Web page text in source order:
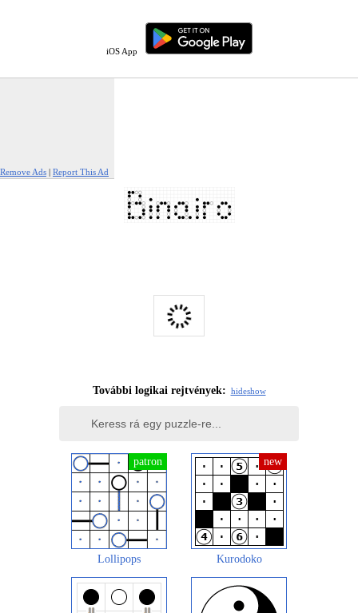
iOS App
Remove Ads | Report This Ad
További logikai rejtvények: hideshow
Lollipops Kurodoko